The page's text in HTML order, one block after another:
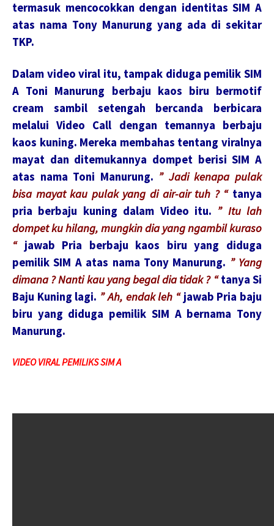
termasuk mencocokkan dengan identitas SIM A
atas nama Tony Manurung yang ada di sekitar
TKP.
Dalam video viral itu, tampak diduga pemilik SIM
A Toni Manurung berbaju kaos biru bermotif
cream sambil setengah bercanda berbicara
melalui Video Call dengan temannya berbaju
kaos kuning. Mereka membahas tentang viralnya
mayat dan ditemukannya dompet berisi SIM A
atas nama Toni Manurung. ” Jadi kenapa pulak
bisa mayat kau pulak yang di air-air tuh ? “tanya
pria berbaju kuning dalam Video itu. ” Itu lah
dompet ku hilang, mungkin dia yang ngambil kuraso
“jawab Pria berbaju kaos biru yang diduga
pemilik SIM A atas nama Tony Manurung. ” Yang
dimana ? Nanti kau yang begal dia tidak ? “tanya Si
Baju Kuning lagi. ” Ah, endak leh “jawab Pria baju
biru yang diduga pemilik SIM A bernama Tony
Manurung.
VIDEO VIRAL PEMILIKS SIM A